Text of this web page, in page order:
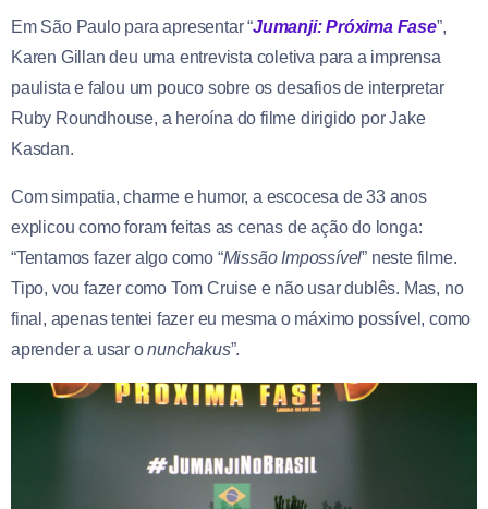
Em São Paulo para apresentar “Jumanji: Próxima Fase”,
Karen Gillan deu uma entrevista coletiva para a imprensa
paulista e falou um pouco sobre os desafios de interpretar
Ruby Roundhouse, a heroína do filme dirigido por Jake
Kasdan.
Com simpatia, charme e humor, a escocesa de 33 anos
explicou como foram feitas as cenas de ação do longa:
“Tentamos fazer algo como “Missão Impossível” neste filme.
Tipo, vou fazer como Tom Cruise e não usar dublês. Mas, no
final, apenas tentei fazer eu mesma o máximo possível, como
aprender a usar onunchakus”.